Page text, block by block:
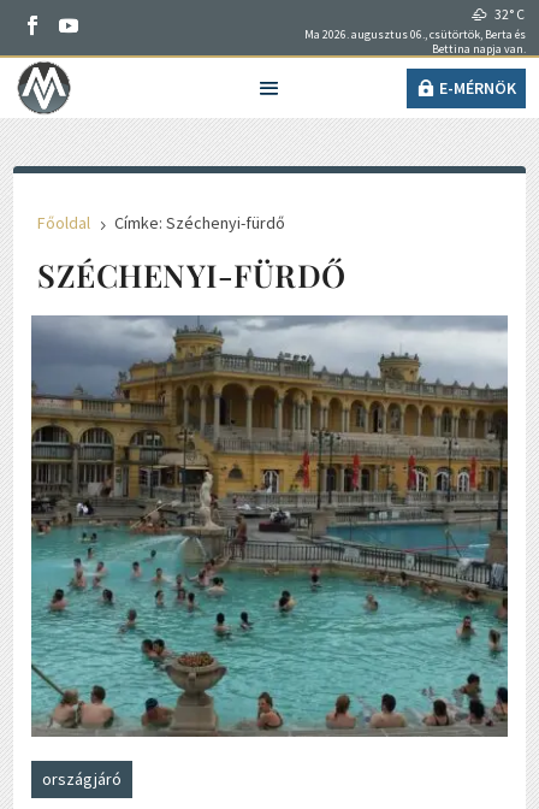
32° C
Ma 2026. augusztus 06., csütörtök, Berta és
Bettina napja van.
E-MÉRNÖK
Főoldal 5 Címke: Széchenyi-fürdő
SZÉCHENYI-FÜRDŐ
országjáró